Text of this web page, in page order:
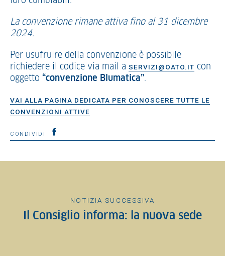
La convenzione rimane attiva fino al 31 dicembre
2024.
Per usufruire della convenzione è possibile
richiedere il codice via mail a SERVIZI@OATO.IT con
oggetto “convenzione Blumatica”.
VAI ALLA PAGINA DEDICATA PER CONOSCERE TUTTE LE
CONVENZIONI ATTIVE
CONDIVIDI
NOTIZIA SUCCESSIVA
Il Consiglio informa: la nuova sede